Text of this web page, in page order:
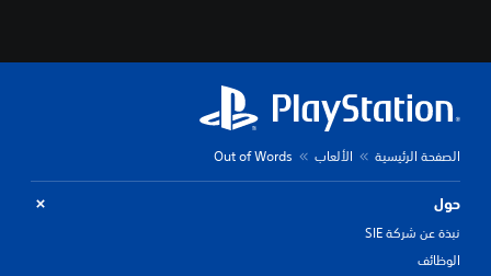
الصفحة الرئيسية الألعاب Out of Words
حول
نبذة عن شركة SIE
الوظائف